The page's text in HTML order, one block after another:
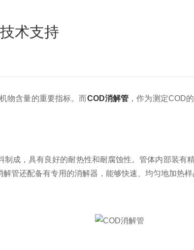
术支持
物含量的重要指标。而COD消解管 ，作为测定COD
，具有良好的耐热性和耐腐蚀性。管体内部装有
管还配备有专用的消解器，能够快速、均匀地加热